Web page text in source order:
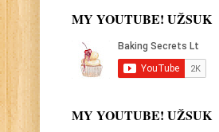
MY YOUTUBE! UŽSUK
MY YOUTUBE! UŽSUK